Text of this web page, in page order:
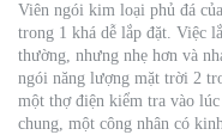
Viên ngói kim loại phủ đá
trong 1 khá dễ lắp đặt. Việc
thường, nhưng nhẹ hơn và
ngói năng lượng mặt trời 2
một thợ điện kiểm tra vào
chung, một công nhân có